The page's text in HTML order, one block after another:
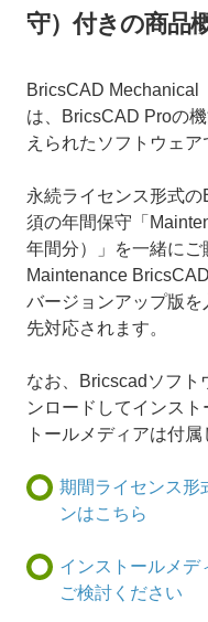
守）付きの商品
BricsCAD Mechanical
は、BricsCAD Proの
えられたソフトウェア
永続ライセンス形式
須の年間保守「
年間分）」を一緒に
Maintenance
バージョンアップ版
先対応されます。
なお、Bricscadソフト
ンロードしてインス
トールメディアは付属
期間ライセンス形
ンはこちら
インストールメデ
ご検討ください